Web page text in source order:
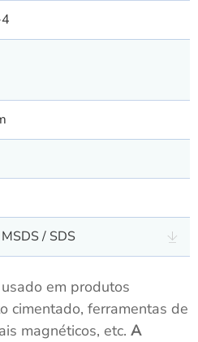
/ SDS
em produtos
cimentado, ferramentas de
magnéticos, etc. A